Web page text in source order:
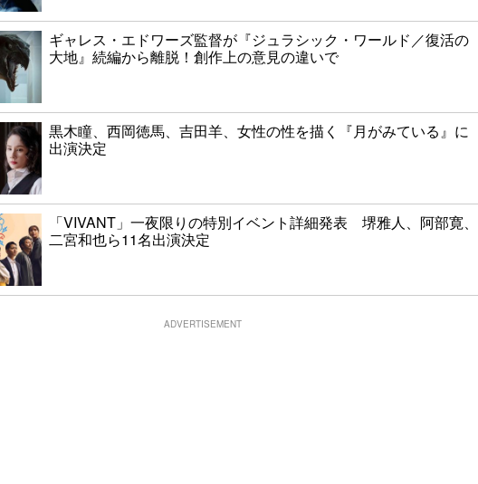
ギャレス・エドワーズ監督が『ジュラシック・ワールド／復活の
大地』続編から離脱！創作上の意見の違いで
黒木瞳、西岡徳馬、吉田羊、女性の性を描く『月がみている』に
出演決定
「VIVANT」一夜限りの特別イベント詳細発表 堺雅人、阿部寛、
二宮和也ら11名出演決定
ADVERTISEMENT